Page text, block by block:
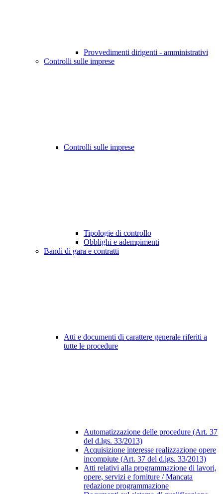
Provvedimenti dirigenti - amministrativi
Controlli sulle imprese
Controlli sulle imprese
Tipologie di controllo
Obblighi e adempimenti
Bandi di gara e contratti
Atti e documenti di carattere generale riferiti a
tutte le procedure
Automatizzazione delle procedure (Art. 37
del d.lgs. 33/2013)
Acquisizione interesse realizzazione opere
incompiute (Art. 37 del d.lgs. 33/2013)
Atti relativi alla programmazione di lavori,
opere, servizi e forniture / Mancata
redazione programmazione